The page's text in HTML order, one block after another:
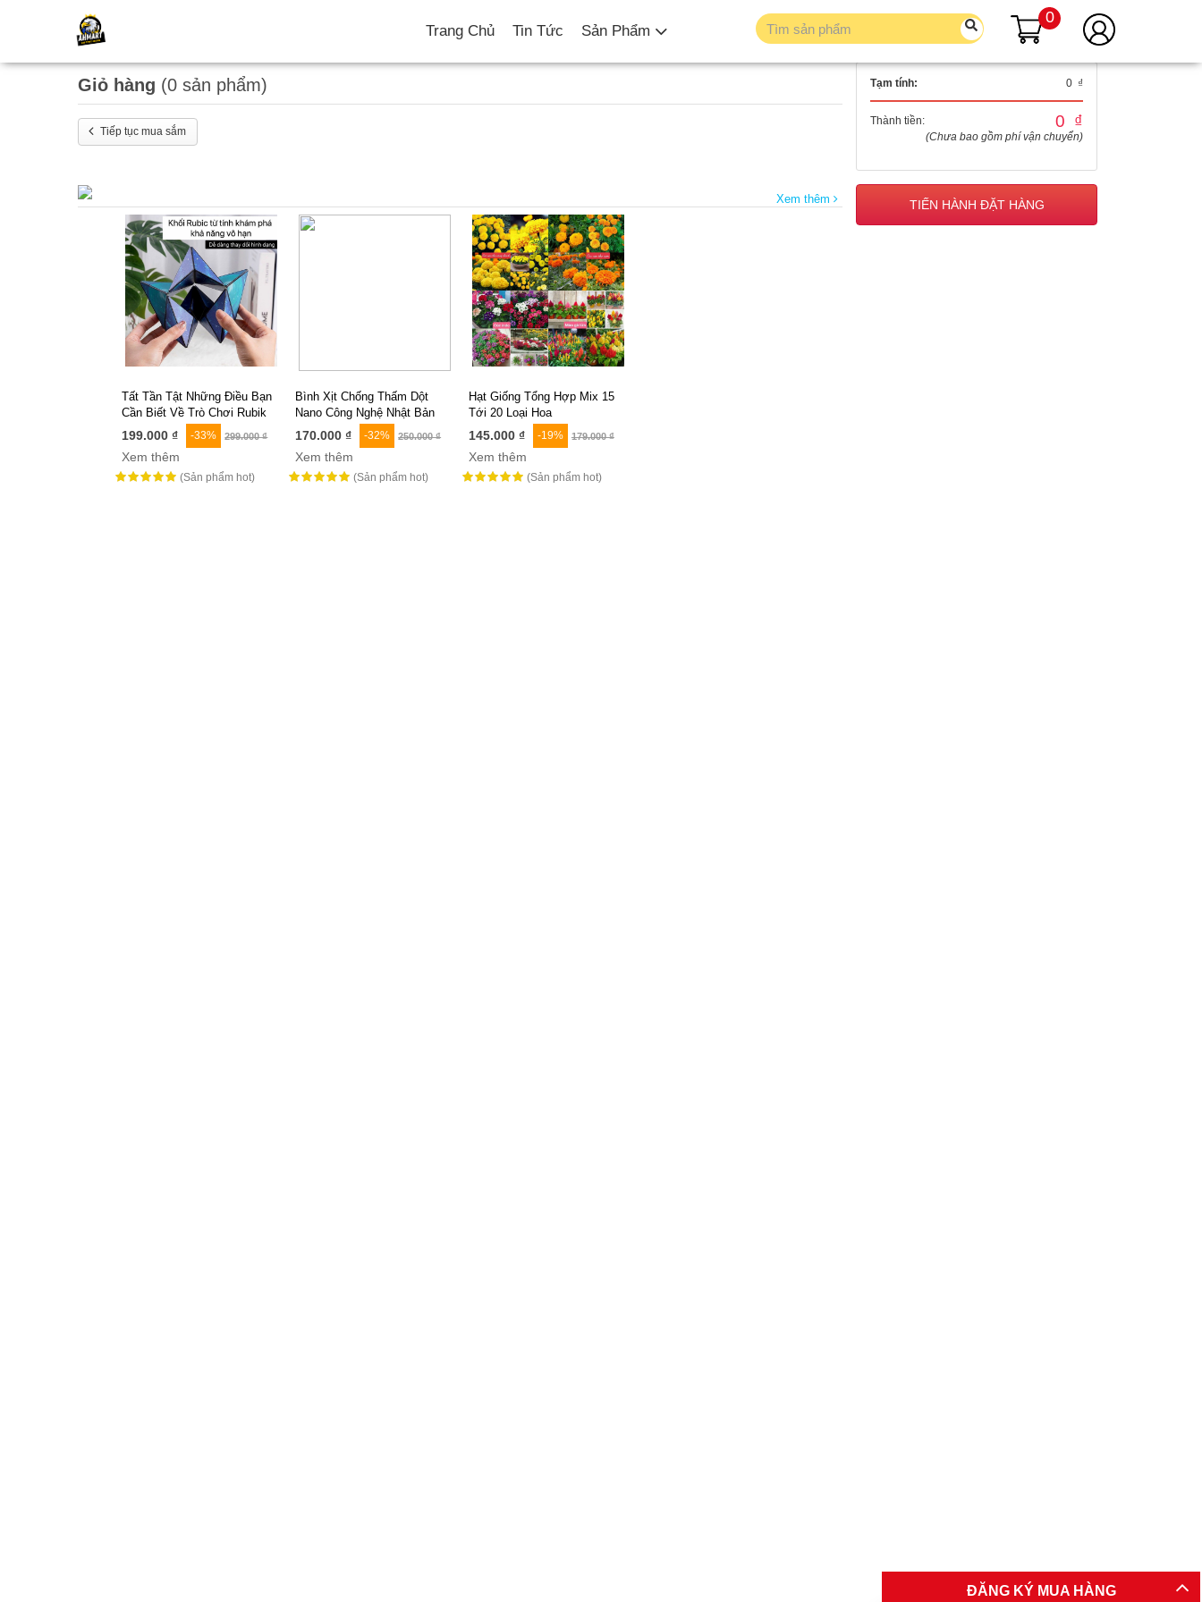
Trang Chủ Tin Tức Sản Phẩm
0
Home
Giỏ hàng (0 sản phẩm)
Tiếp tục mua sắm
Tạm tính: 0 ₫
Thành tiền: 0 ₫
(Chưa bao gồm phí vận chuyển)
TIẾN HÀNH ĐẶT HÀNG
Xem thêm
Tất Tần Tật Những Điều Bạn
Cần Biết Về Trò Chơi Rubik
Hình Học Không Gian Giúp
Bé Phát Triển Trí Tuệ
199.000 ₫ -33% 299.000 ₫
Xem thêm
(Sản phẩm hot)
Bình Xịt Chống Thấm Dột
Nano Công Nghệ Nhật Bản
170.000 ₫ -32% 250.000 ₫
Xem thêm
(Sản phẩm hot)
Hạt Giống Tổng Hợp Mix 15
Tới 20 Loại Hoa
145.000 ₫ -19% 179.000 ₫
Xem thêm
(Sản phẩm hot)
ĐĂNG KÝ MUA HÀNG